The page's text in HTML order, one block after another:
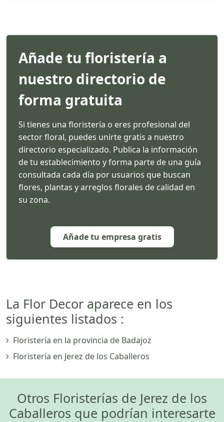
Añade tu floristería a
nuestro directorio de
forma gratuita
Si tienes una floristería o eres profesional del
sector floral, puedes unirte gratis a nuestro
directorio especializado. Publica la información
de tu establecimiento y forma parte de una guía
consultada cada día por usuarios que buscan
flores, plantas y arreglos florales de calidad en
su zona.
Añade tu empresa gratis
La Flor Decor aparece en los
siguientes listados :
Floristería en la provincia de Badajoz
Floristería en Jerez de los Caballeros
Otros Floristerías de Jerez de los
Caballeros que podrían interesarte